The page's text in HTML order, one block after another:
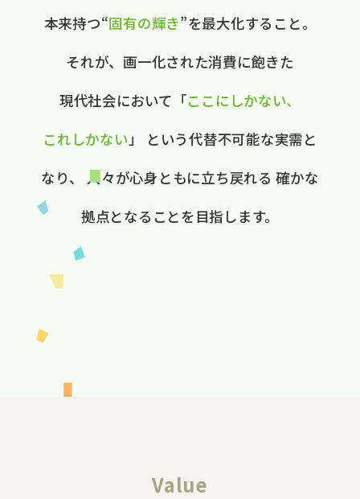
本来持つ“固有の​輝き”を​最大化する​こと。
それが、​画一化された​消費に​飽きた​
現代社会に​おいて ​「ここに​しかない、​
これしかない 」
と​いう​代替不可能な​実需と​
なり、
人々が​心身ともに​立ち戻れる 確かな​
拠点と​なる​ことを​目指します。​
Value